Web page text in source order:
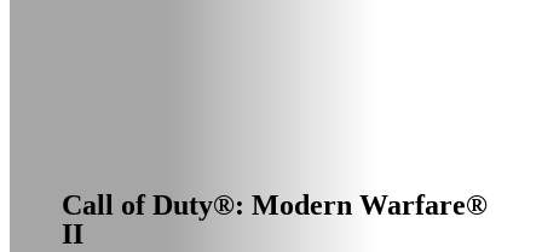
Call of Duty®: Modern Warfare®
II